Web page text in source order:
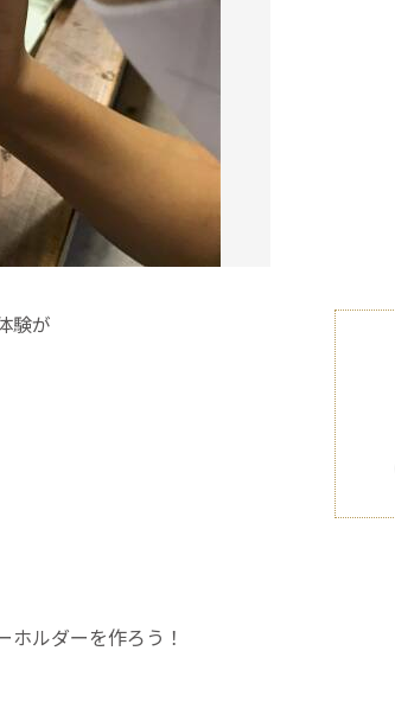
験が
ルダーを作ろう！